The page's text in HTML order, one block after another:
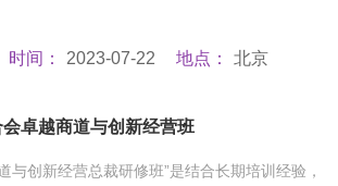
时间： 2023-07-22 地点： 北京
卓越商道与创新经营班
与创新经营总裁研修班”是结合长期培训经验，